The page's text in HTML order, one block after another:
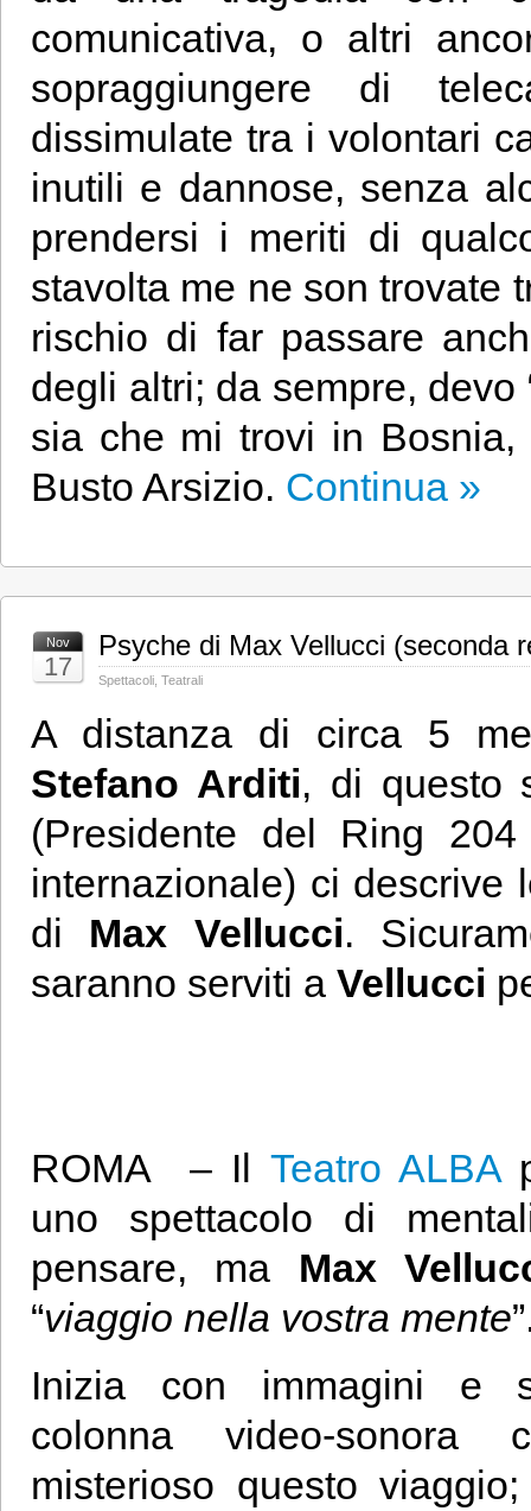
comunicativa, o altri
sopraggiungere di
dissimulate tra i volontari
inutili e dannose, senza
prendersi i meriti di
stavolta me ne son trovate
rischio di far passare
degli altri; da sempre, devo
sia che mi trovi in
Busto Arsizio. Continua »
Nov
17
Psyche di Max Vellucci (seconda
Spettacoli Teatrali
A distanza di circa 5
Stefano Arditi, di questo
(Presidente del Ring
internazionale) ci descrive
di Max Vellucci.
saranno serviti a Vellucci
ROMA – Il Teatro ALBA
uno spettacolo di
pensare, ma Max
“viaggio nella vostra mente
Inizia con immagini e
colonna video-sonora
misterioso questo